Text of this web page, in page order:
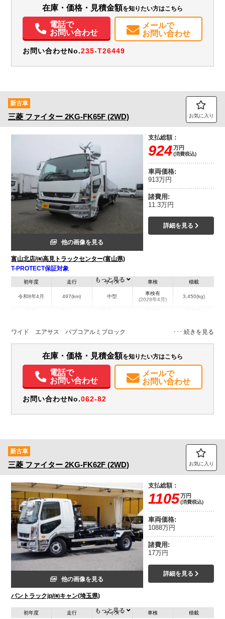
在庫・価格・見積金額を知りたい方はこちら
電話で
お問い合わせ
メールで
お問い合わせ
お問い合わせNo.235-T26449
新古車
三菱 ファイター 2KG-FK65F (2WD) お気に入り
他の画像を見る
富山北店/㈲高見トラックセンター(富山県)
T-PROTECT保証対象
支払総額：
924万円
(消費税込)
車両価格:
913万円
諸費用:
11.3万円
詳細を見る
初年度
令和8年4月
走行
497(km)
サイズ
中型
車検
車検有
(2028年4月)
積載
3,450(kg)
富山県
W:2,370
H:689
W:2,480
H:2,540
無
装備情報
エアコン パワステ パワーウィンドウ エアバッグ
もっと見る
ワイド エアサス パブコアルミブロック
在庫・価格・見積金額を知りたい方はこちら
電話で
お問い合わせ
メールで
お問い合わせ
お問い合わせNo.062-82
新古車
三菱 ファイター 2KG-FK62F (2WD) お気に入り
他の画像を見る
バントラックjp/㈲キャン(埼玉県)
支払総額：
1105万円
(消費税込)
車両価格:
1088万円
諸費用:
17万円
詳細を見る
初年度 走行 サイズ 車検 積載
もっと見る